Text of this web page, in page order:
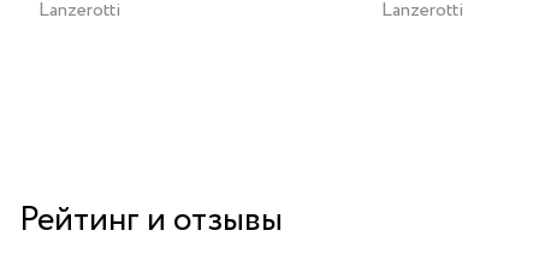
Lanzerotti Lanzerotti
Рейтинг и отзывы